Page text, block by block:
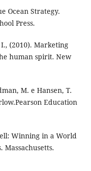
Ocean Strategy.
Press.
(2010). Marketing
human spirit. New
M. e Hansen, T.
Education
Winning in a World
Massachusetts.